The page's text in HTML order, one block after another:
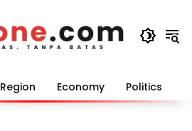
Region Economy Politics